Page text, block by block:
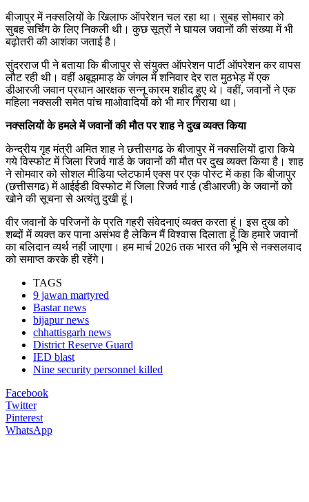
बीजापुर में नक्सलियों के खिलाफ ऑपरेशन चल रहा था। सुबह सोमवार को
सुबह सर्चिंग के लिए निकली थी। कुछ सूत्रों ने घायल जवानों की संख्या में भी
बढ़ोतरी की आशंका जताई है।
सुंदरराज पी ने बताया कि बीजापुर से संयुक्त ऑपरेशन पार्टी ऑपरेशन कर वापस
लौट रही थी। वहीं अबूझमाड़ के जंगल में शनिवार देर रात मुठभेड़ में एक
डीआरजी जवान प्रधान आरक्षक सन्नू कारम शहीद हुए थे। वहीं, जवानों ने एक
महिला नक्सली समेत पांच माओवादियों को भी मार गिराया था।
नक्सलियों के हमले में जवानों की मौत पर शाह ने दुख व्यक्त किया
केन्द्रीय गृह मंत्री अमित शाह ने छत्तीसगढ के बीजापुर में नक्सलियों द्वारा किये
गये विस्फोट में जिला रिजर्व गार्ड के जवानों की मौत पर दुख व्यक्त किया है। शाह
ने सोमवार को सोशल मीडिया प्लेटफार्म एक्स पर एक पोस्ट में कहा कि बीजापुर
(छत्तीसगढ) में आईईडी विस्फोट में जिला रिजर्व गार्ड (डीआरजी) के जवानों को
खोने की सूचना से अत्यंतु दुखी हूं।
वीर जवानों के परिजनों के प्रति गहरी संवेदनाएं व्यक्त करता हूं। इस दुख को
शब्दों में व्यक्त कर पाना असंभव है लेकिन मैं विश्वास दिलाता हूं कि हमारे जवानों
का बलिदान व्यर्थ नहीं जाएगा। हम मार्च 2026 तक भारत की भूमि से नक्सलवाद
को समाप्त करके ही रहेंगे।
TAGS
9 jawan martyred
Bastar news
bijapur news
chhattisgarh news
District Reserve Guard
IED blast
Nine security personnel killed
Facebook
Twitter
Pinterest
WhatsApp